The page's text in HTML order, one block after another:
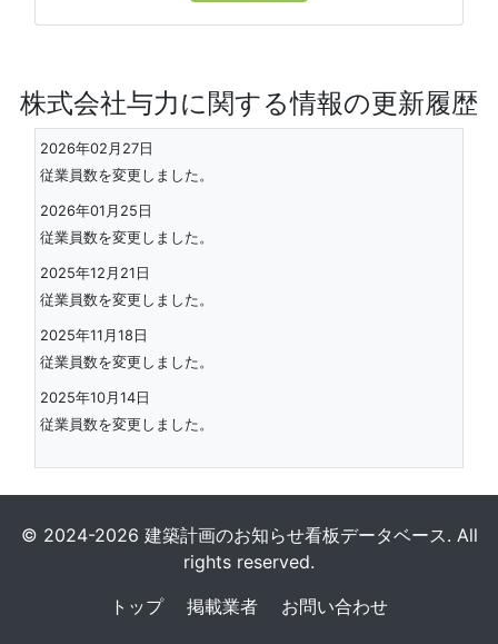
株式会社与力に関する情報の更新履歴
2026年02月27日
従業員数を変更しました。
2026年01月25日
従業員数を変更しました。
2025年12月21日
従業員数を変更しました。
2025年11月18日
従業員数を変更しました。
2025年10月14日
従業員数を変更しました。
© 2024-2026 建築計画のお知らせ看板データベース. All
rights reserved.
トップ
掲載業者 お問い合わせ